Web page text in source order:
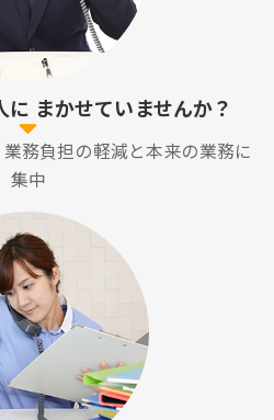
に まかせていませんか？
業務負担の軽減と本来の業務に
集中